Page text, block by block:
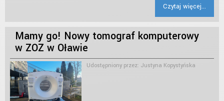
Czytaj więcej...
Mamy go! Nowy tomograf komputerowy
w ZOZ w Oławie
Udostępniony przez: Justyna Kopystyńska